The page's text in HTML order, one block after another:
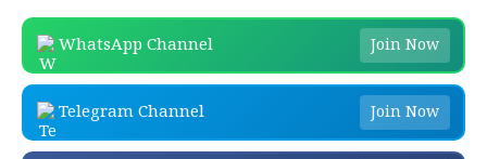
WhatsApp Channel Join Now
Telegram Channel Join Now